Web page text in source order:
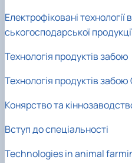
Електрофіковані
ськогосподарської
Технологія продуктів забою
Технологія продуктів
Конярство та
Вступ до спеціальності
Technologies in animal